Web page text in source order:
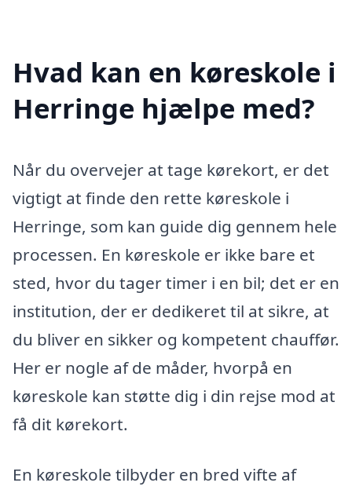
Hvad kan en køreskole i
Herringe hjælpe med?
Når du overvejer at tage kørekort, er det
vigtigt at finde den rette køreskole i
Herringe, som kan guide dig gennem hele
processen. En køreskole er ikke bare et
sted, hvor du tager timer i en bil; det er en
institution, der er dedikeret til at sikre, at
du bliver en sikker og kompetent chauffør.
Her er nogle af de måder, hvorpå en
køreskole kan støtte dig i din rejse mod at
få dit kørekort.
En køreskole tilbyder en bred vifte af